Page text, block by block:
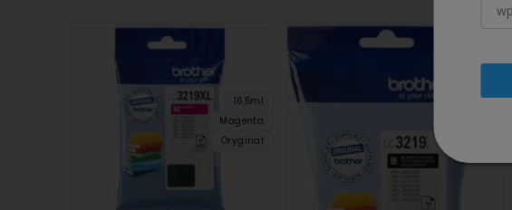
16,5ml
Magenta
Oryginał
60ml
Oryginał